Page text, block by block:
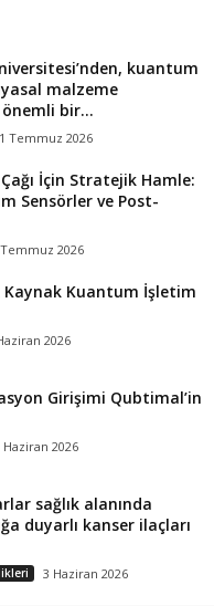
kuantum
malzeme
bir...
Temmuz 2026
İçin Stratejik Hamle:
Sensörler ve Post-
2026
Kaynak Kuantum İşletim
2026
Girişimi Qubtimal’in
Haziran 2026
sağlık alanında
duyarlı kanser ilaçları
3 Haziran 2026